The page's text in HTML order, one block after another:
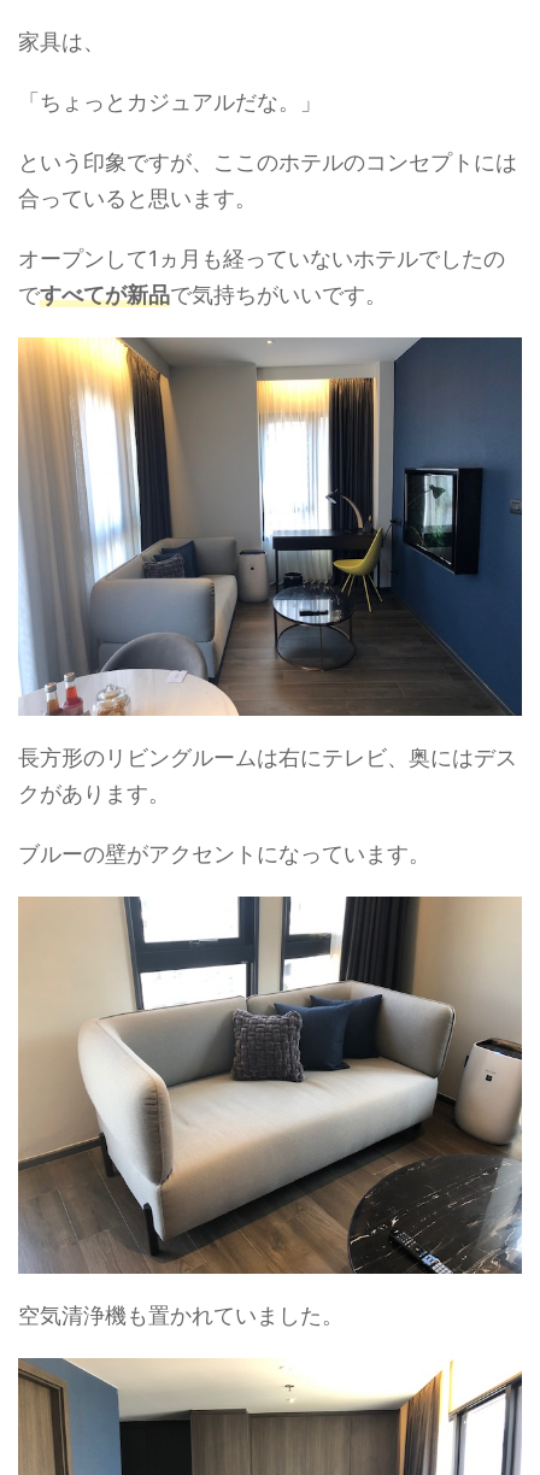
家具は、
「ちょっとカジュアルだな。」
という印象ですが、ここのホテルのコンセプトには
合っていると思います。
オープンして1ヵ月も経っていないホテルでしたの
ですべてが新品で気持ちがいいです。
長方形のリビングルームは右にテレビ、奥にはデス
クがあります。
ブルーの壁がアクセントになっています。
空気清浄機も置かれていました。